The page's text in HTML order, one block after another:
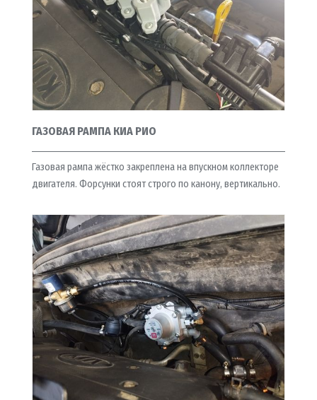
ГАЗОВАЯ РАМПА КИА РИО
Газовая рампа жёстко закреплена на впускном коллекторе
двигателя. Форсунки стоят строго по канону, вертикально.